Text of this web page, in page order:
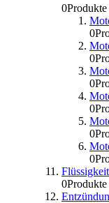
0
0
0
0
0
0
0
0